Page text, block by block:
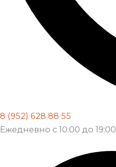
8 (952) 628 88 55
Ежедневно с 10:00 до 19:00